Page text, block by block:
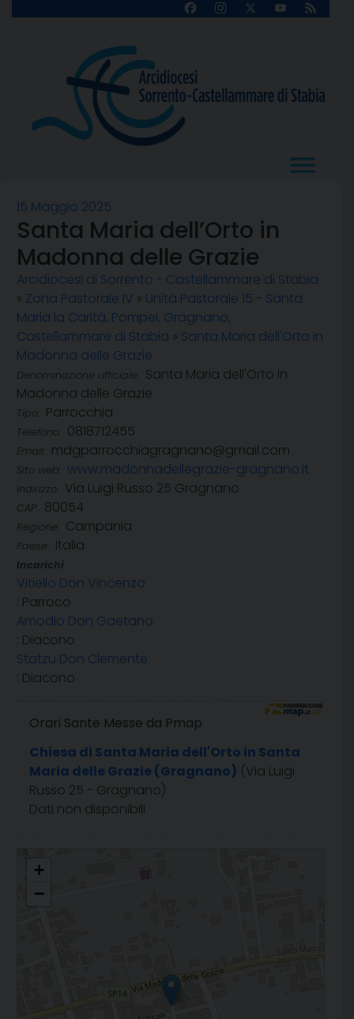
FacebookInstagram
X
YouTube
Feed
15 Maggio 2025
Santa Maria dell’Orto in
Madonna delle Grazie
Arcidiocesi di Sorrento - Castellammare di Stabia
» Zona Pastorale IV » Unità Pastorale 15 - Santa
Maria la Carità, Pompei, Gragnano,
Castellammare di Stabia » Santa Maria dell'Orto in
Madonna delle Grazie
Denominazione ufficiale:
Santa Maria dell'Orto in
Madonna delle Grazie
Tipo: Parrocchia
Telefono: 0818712455
Email: mdgparrocchiagragnano@gmail.com
Sito web: www.madonnadellegrazie-gragnano.it
Indirizzo: Via Luigi Russo 25 Gragnano
CAP: 80054
Regione: Campania
Paese: Italia
Incarichi
Vitiello Don Vincenzo
: Parroco
Amodio Don Gaetano
: Diacono
Statzu Don Clemente
: Diacono
Orari Sante Messe da Pmap
Chiesa di Santa Maria dell'Orto in Santa
Maria delle Grazie (Gragnano) (Via Luigi
Russo 25 - Gragnano)
Dati non disponibili
Santa Maria dell'Orto in Madonna delle Grazie
+
−